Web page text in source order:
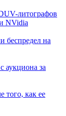
литографов
NVidia
беспредел на
аукциона за
того, как ее